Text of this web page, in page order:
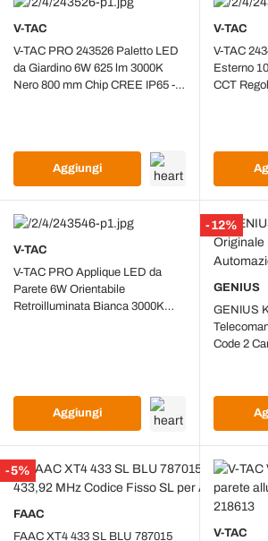
V-TAC
V-TAC PRO 243526 Paletto LED
da Giardino 6W 625 lm 3000K
Nero 800 mm Chip CREE IP65 -
Aggiungi
V-TAC
V-TAC
Esterno
CCT
V-TAC
V-TAC PRO Applique LED da
Parete 6W Orientabile
Retroilluminata Bianca 3000K
Aggiungi
-12%
GENIUS
GENIUS
Code 2
-5%
FAAC
FAAC XT4 433 SL BLU 787015
V-TAC